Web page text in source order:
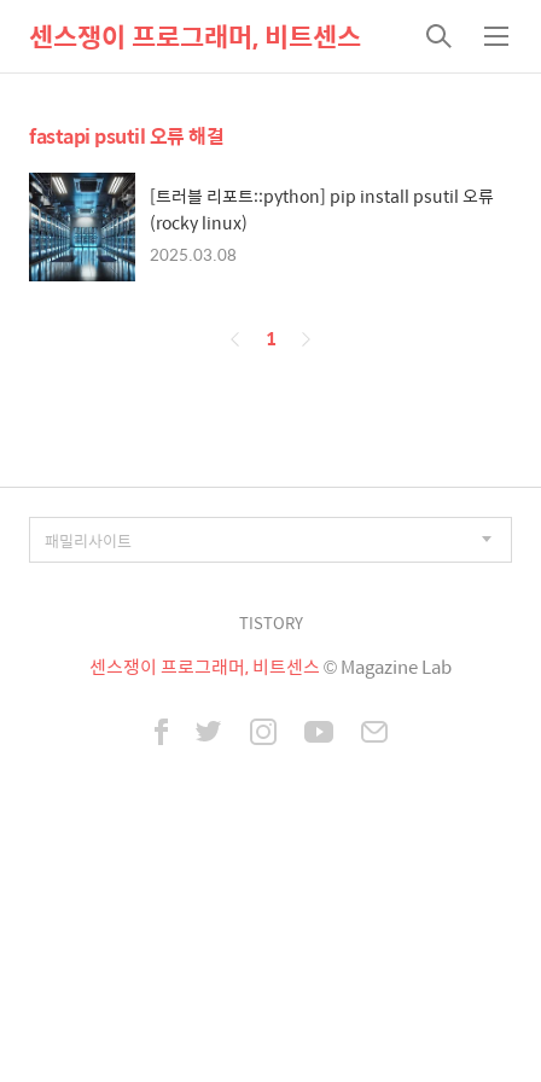
센스쟁이 프로그래머, 비트센스
검
색
메
뉴
fastapi psutil 오류 해결
[트러블 리포트::python] pip install psutil 오류
(rocky linux)
2025.03.08
페
1
TISTORY
센스쟁이 프로그래머, 비트센스© Magazine Lab